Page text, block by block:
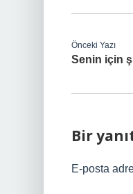
Önceki Yazı
Senin için
Bir
E-posta